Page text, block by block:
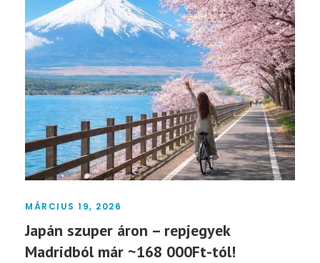
MÁRCIUS 19, 2026
Japán szuper áron – repjegyek
Madridból már ~168 000Ft-tól!